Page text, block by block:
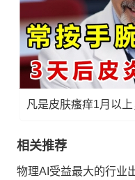
相关推荐
物理AI受益最大的行业